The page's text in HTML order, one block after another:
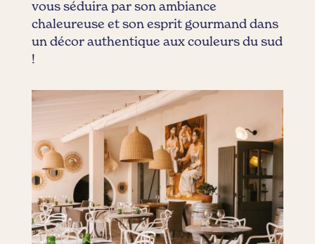
vous séduira par son ambiance
chaleureuse et son esprit gourmand dans
un décor authentique aux couleurs du sud
!